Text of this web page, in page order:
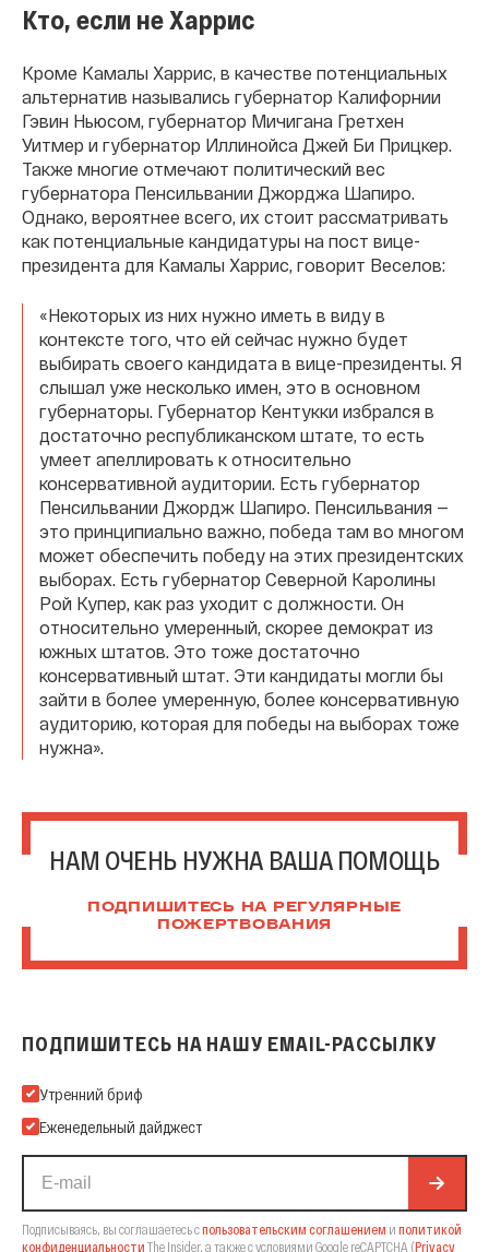
Кто, если не Харрис
Кроме Камалы Харрис, в качестве потенциальных
альтернатив назывались губернатор Калифорнии
Гэвин Ньюсом, губернатор Мичигана Гретхен
Уитмер и губернатор Иллинойса Джей Би Прицкер.
Также многие отмечают политический вес
губернатора Пенсильвании Джорджа Шапиро.
Однако, вероятнее всего, их стоит рассматривать
как потенциальные кандидатуры на пост вице-
президента для Камалы Харрис, говорит Веселов:
«Некоторых из них нужно иметь в виду в
контексте того, что ей сейчас нужно будет
выбирать своего кандидата в вице-президенты. Я
слышал уже несколько имен, это в основном
губернаторы. Губернатор Кентукки избрался в
достаточно республиканском штате, то есть
умеет апеллировать к относительно
консервативной аудитории. Есть губернатор
Пенсильвании Джордж Шапиро. Пенсильвания —
это принципиально важно, победа там во многом
может обеспечить победу на этих президентских
выборах. Есть губернатор Северной Каролины
Рой Купер, как раз уходит с должности. Он
относительно умеренный, скорее демократ из
южных штатов. Это тоже достаточно
консервативный штат. Эти кандидаты могли бы
зайти в более умеренную, более консервативную
аудиторию, которая для победы на выборах тоже
нужна».
НАМ ОЧЕНЬ НУЖНА ВАША ПОМОЩЬ
ПОДПИШИТЕСЬ НА РЕГУЛЯРНЫЕ
ПОЖЕРТВОВАНИЯ
ПОДПИШИТЕСЬ НА НАШУ EMAIL-РАССЫЛКУ
Подпишитесь на нашу Email-рассылку
Утренний бриф
Еженедельный дайджест
Подписываясь, вы соглашаетесь спользовательским соглашением и политикой
конфиденциальности The Insider, а также с условиями Google reCAPTCHA (Privacy